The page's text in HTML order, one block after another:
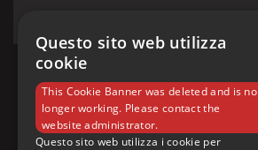
17 18
Questo sito web utilizza
cookie
This Cookie Banner was deleted and is no
longer working. Please contact the
website administrator.
Questo sito web utilizza i cookie per